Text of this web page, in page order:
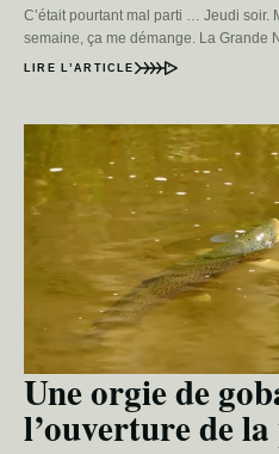
C’était pourtant mal parti … Jeudi soir.
semaine, ça me démange. La Grande
LIRE L’ARTICLE
Une orgie de
l’ouverture de la